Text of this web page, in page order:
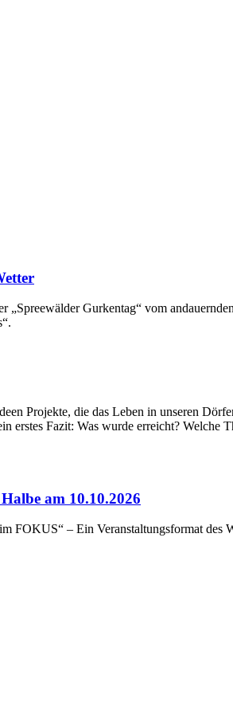
„Spreewälder Gurkentag“ vom
Projekte, die das Leben in unseren
Fazit: Was wurde erreicht? Welche
am 10.10.2026
FOKUS“ – Ein Veranstaltungsformat des